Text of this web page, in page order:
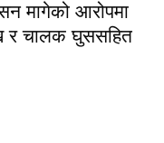
मागेको आरोपमा
र चालक घुससहित